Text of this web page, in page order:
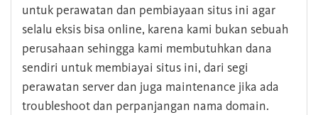
untuk perawatan dan pembiayaan situs ini agar
selalu eksis bisa online, karena kami bukan sebuah
perusahaan sehingga kami membutuhkan dana
sendiri untuk membiayai situs ini, dari segi
perawatan server dan juga maintenance jika ada
troubleshoot dan perpanjangan nama domain.